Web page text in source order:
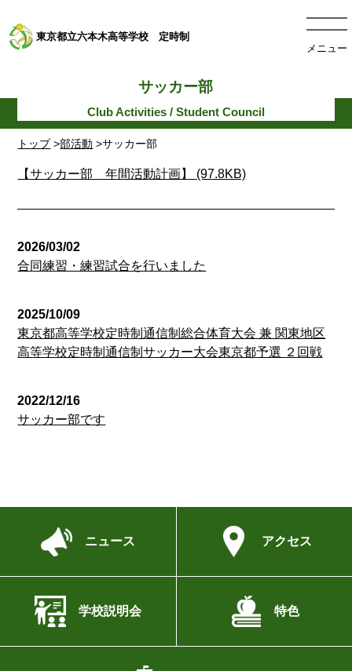
東京都立六本木高等学校 定時制
メニュー
トップ>部活動 >サッカー部
サッカー部
【サッカー部 年間活動計画】 (97.8KB)
2026/03/02
合同練習・練習試合を行いました
2025/10/09
東京都高等学校定時制通信制総合体育大会 兼 関東地区
高等学校定時制通信制サッカー大会東京都予選 ２回戦
2022/12/16
サッカー部です
ニュース アクセス
学校説明会 特色